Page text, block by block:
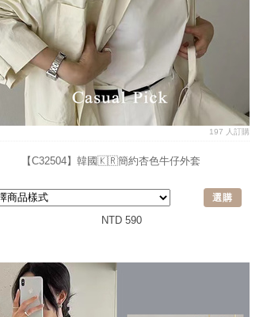
197 人訂購
【C32504】韓國🇰🇷簡約杏色牛仔外套
選購
NTD 590